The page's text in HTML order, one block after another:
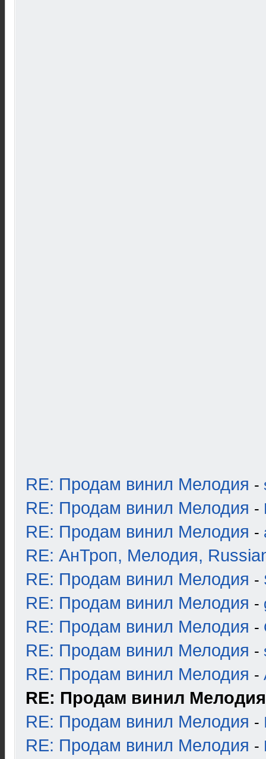
RE: Продам винил Мелодия -
RE: Продам винил Мелодия -
RE: Продам винил Мелодия -
RE: АнТроп, Мелодия,
RE: Продам винил Мелодия -
RE: Продам винил Мелодия -
RE: Продам винил Мелодия -
RE: Продам винил Мелодия -
RE: Продам винил Мелодия -
RE: Продам винил Мелодия
RE: Продам винил Мелодия -
RE: Продам винил Мелодия -